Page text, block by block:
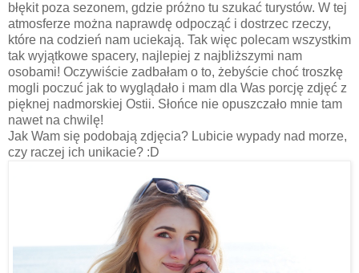
błękit poza sezonem, gdzie próżno tu szukać turystów. W tej
atmosferze można naprawdę odpocząć i dostrzec rzeczy,
które na codzień nam uciekają. Tak więc polecam wszystkim
tak wyjątkowe spacery, najlepiej z najbliższymi nam
osobami! Oczywiście zadbałam o to, żebyście choć troszkę
mogli poczuć jak to wyglądało i mam dla Was porcję zdjęć z
pięknej nadmorskiej Ostii. Słońce nie opuszczało mnie tam
nawet na chwilę!
Jak Wam się podobają zdjęcia? Lubicie wypady nad morze,
czy raczej ich unikacie? :D